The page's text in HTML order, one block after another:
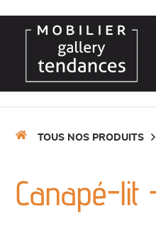
TOUS NOS PRODUITS
Canapé-lit